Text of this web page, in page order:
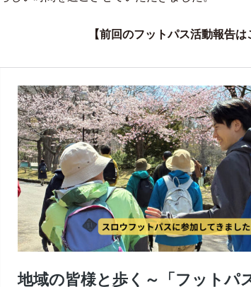
【前回のフットパス活動報告は